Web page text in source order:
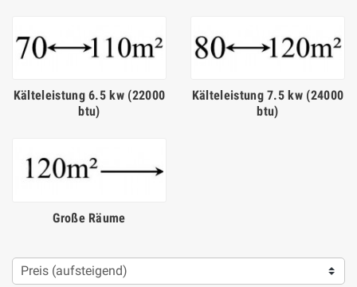
Kälteleistung 6.5 kw (22000
btu)
Kälteleistung 7.5 kw (24000
btu)
Große Räume
Preis (aufsteigend)